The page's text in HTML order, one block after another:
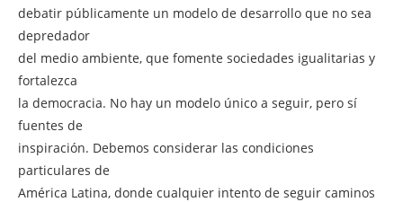
debatir públicamente un modelo de desarrollo que no sea
depredador
del medio ambiente, que fomente sociedades igualitarias y
fortalezca
la democracia. No hay un modelo único a seguir, pero sí
fuentes de
inspiración. Debemos considerar las condiciones
particulares de
América Latina, donde cualquier intento de seguir caminos